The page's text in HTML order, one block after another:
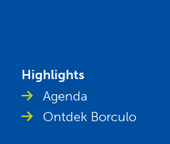
Highlights
Agenda
Ontdek Borculo